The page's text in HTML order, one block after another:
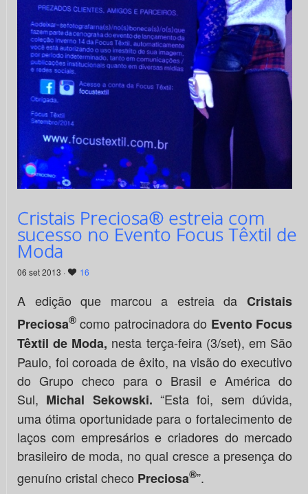
Cristais Preciosa® estreia com
sucesso no Evento Focus Têxtil de
Moda
06 set 2013 · 16
A edição que marcou a estreia daCristais
Preciosa®como patrocinadora do Evento Focus
Têxtil de Moda, nesta terça-feira (3/set), em São
Paulo, foi coroada de êxito, na visão do executivo
do Grupo checo para o Brasil e América do
Sul, Michal Sekowski. “Esta foi, sem dúvida,
uma ótima oportunidade para o fortalecimento de
laços com empresários e criadores do mercado
brasileiro de moda, no qual cresce a presença do
genuíno cristal checo Preciosa®”.